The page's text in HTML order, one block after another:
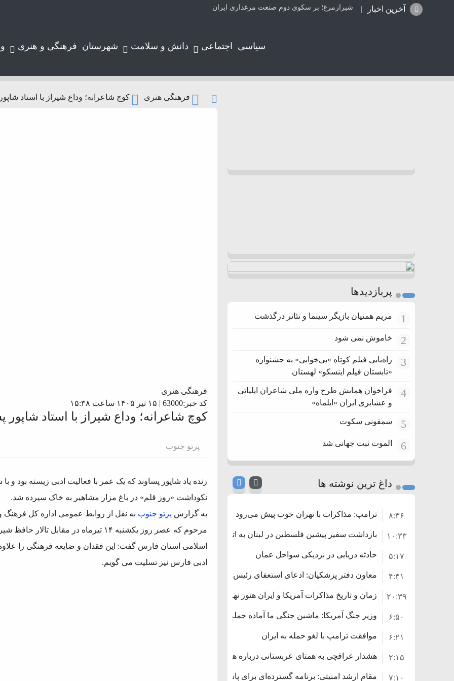
آخرین اخبار تعطیلی
سیاسی اجتماعی دانش و سلامت شهرستان فرهنگی و هنری
فرهنگی هنری کوچ شاعرانه؛ وداع شیراز با استاد
فرهنگی هنری
کد خبر:63000 | ۱۵ تیر ۱۴۰۵ ساعت ۱۵:۳۸
کوچ شاعرانه؛ وداع شیراز با استاد
پرتو جنوب
زنده یاد شاپور پساوند که یک عمر با فعالیت ادبی زیسته بود و
نکوداشت «روز قلم» در باغ مزار مشاهیر به خاک سپرده شد.
به گزارش پرتو جنوب به نقل از روابط عمومی اداره کل فرهنگ
مرحوم که عصر روز یکشنبه ۱۴ تیرماه در
اسلامی استان فارس گفت: این فقدان و ضایعه فرهنگی را
ادبی فارس نیز تسلیت می گویم.
پربازدیدها
1 مریم همتیان بازیگر سینما و تئاتر درگذشت
2 خاموش نمی شود
3
راه‌یابی فیلم کوتاه «بی‌خوابی» به جشنواره
«تابستان فیلم اینسکو» لهستان
4
فراخوان همایش طرح واره ملی شاعران ایلیاتی
و عشایری ایران «ایلماه»
5 سمفونی سکوت
6 الموت ثبت جهانی شد
داغ ترین نوشته ها
ترامپ: مذاکرات با تهران خوب پیش می‌رود ۸:۳۶
بازداشت سفیر پیشین فلسطین در لبنان به اتهام فساد و اختلاس اموال ۱۰:۳۳
حادثه دریایی در نزدیکی سواحل عمان ۵:۱۷
معاون دفتر پزشکیان: ادعای استعفای رئیس‌جمهور واهی و کذب محض است ۴:۴۱
زمان و تاریخ مذاکرات آمریکا و ایران هنوز نهایی نشده است ۲۰:۳۹
وزیر جنگ آمریکا: ماشین جنگی ما آماده حمله نظامی علیه ایران است ۶:۵۰
موافقت ترامپ با لغو حمله به ایران ۶:۲۱
هشدار عراقچی به همتای عربستانی درباره همراهی با آمریکا ۲:۱۵
مقام ارشد امنیتی: برنامه گسترده‌ای برای پاسخ به دیوانگی آمریکا داریم ۷:۱۰